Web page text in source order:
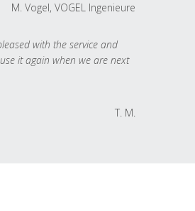
M. Vogel, VOGEL Ingenieure
with the service and
it again when we are next
T. M.